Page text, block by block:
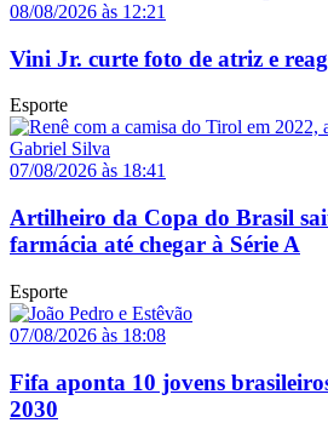
08/08/2026 às 12:21
Vini Jr. curte foto de atriz e
Esporte
07/08/2026 às 18:41
Artilheiro da Copa do Brasil
farmácia até chegar à Série A
Esporte
07/08/2026 às 18:08
Fifa aponta 10 jovens
2030